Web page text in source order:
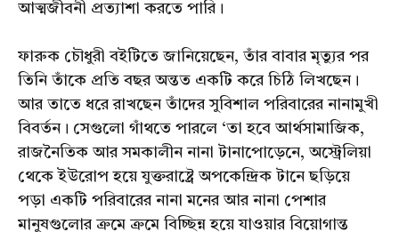
আত্মজীবনী প্রত্যাশা করতে পারি।
ফারুক চৌধুরী বইটিতে জানিয়েছেন, তাঁর বাবার মৃত্যুর পর
তিনি তাঁকে প্রতি বছর অন্তত একটি করে চিঠি লিখছেন।
আর তাতে ধরে রাখছেন তাঁদের সুবিশাল পরিবারের নানামুখী
বিবর্তন। সেগুলো গাঁথতে পারলে ‘তা হবে আর্থসামাজিক,
রাজনৈতিক আর সমকালীন নানা টানাপোড়েনে, অস্ট্রেলিয়া
থেকে ইউরোপ হয়ে যুক্তরাষ্ট্রে অপকেন্দ্রিক টানে ছড়িয়ে
পড়া একটি পরিবারের নানা মনের আর নানা পেশার
মানুষগুলোর ক্রমে ক্রমে বিচ্ছিন্ন হয়ে যাওয়ার বিয়োগান্ত